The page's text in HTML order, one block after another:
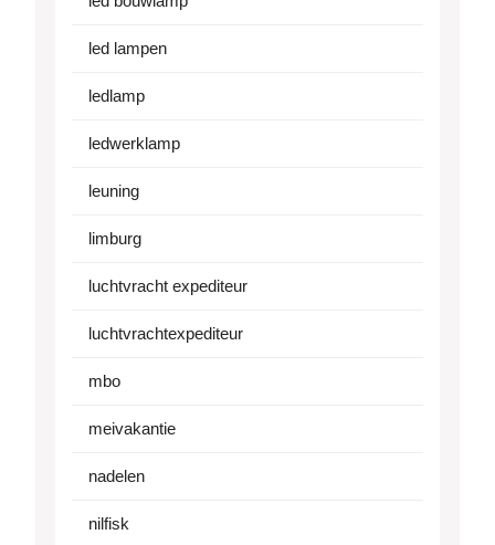
led lampen
ledlamp
ledwerklamp
leuning
limburg
luchtvracht expediteur
luchtvrachtexpediteur
mbo
meivakantie
nadelen
nilfisk